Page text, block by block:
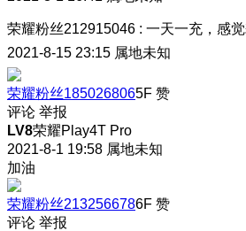
荣耀粉丝212915046 : 一天一充，感
2021-8-15 23:15 属地未知
荣耀粉丝1850268065F 赞
评论 举报
LV8荣耀Play4T Pro
2021-8-1 19:58 属地未知
加油
荣耀粉丝2132566786F 赞
评论 举报